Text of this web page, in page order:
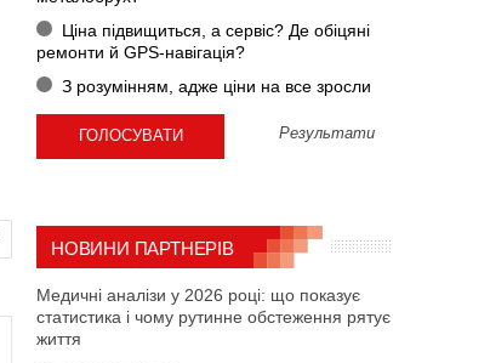
Ціна підвищиться, а сервіс? Де обіцяні
ремонти й GPS-навігація?
З розумінням, адже ціни на все зросли
Результати
НОВИНИ ПАРТНЕРІВ
Медичні аналізи у 2026 році: що показує
статистика і чому рутинне обстеження рятує
життя